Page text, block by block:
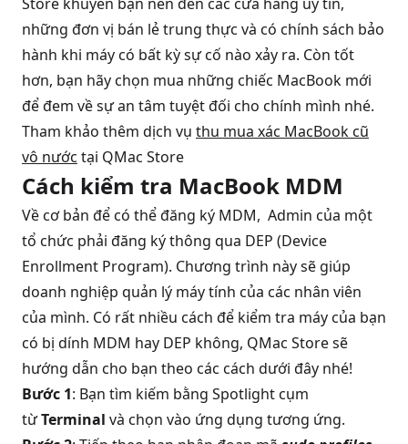
những đơn vị bán lẻ trung thực và có chính sách bảo
hành khi máy có bất kỳ sự cố nào xảy ra. Còn tốt
hơn, bạn hãy chọn mua những chiếc MacBook mới
để đem về sự an tâm tuyệt đối cho chính mình nhé.
Tham khảo thêm dịch vụ thu mua xác MacBook cũ
vô nước tại QMac Store
Cách kiểm tra MacBook MDM
Về cơ bản để có thể đăng ký MDM, Admin của một
tổ chức phải đăng ký thông qua DEP (Device
Enrollment Program). Chương trình này sẽ giúp
doanh nghiệp quản lý máy tính của các nhân viên
của mình. Có rất nhiều cách để kiểm tra máy của bạn
có bị dính MDM hay DEP không, QMac Store sẽ
hướng dẫn cho bạn theo các cách dưới đây nhé!
Bước 1: Bạn tìm kiếm bằng Spotlight cụm
từTerminal và chọn vào ứng dụng tương ứng.